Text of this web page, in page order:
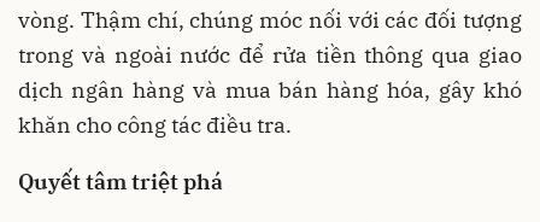
vòng. Thậm chí, chúng móc nối với các đối tượng
trong và ngoài nước để rửa tiền thông qua giao
dịch ngân hàng và mua bán hàng hóa, gây khó
khăn cho công tác điều tra.
Quyết tâm triệt phá